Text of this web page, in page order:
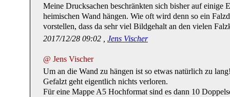
Meine Drucksachen beschränkten sich bisher auf einige
heimischen Wand hängen. Wie oft wird denn so ein
vorstellen, dass da sehr viel Bildgehalt an den vielen
2017/12/28 09:02 , Jens Vischer
@ Jens Vischer
Um an die Wand zu hängen ist so etwas natürlich zu
Gefalzt geht eigentlich nichts verloren.
Für eine Mappe A5 Hochformat sind es dann 10